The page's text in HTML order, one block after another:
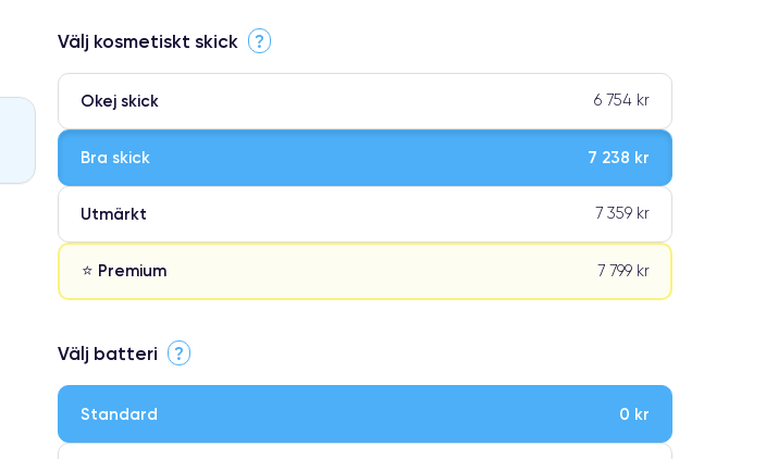
Välj kosmetiskt skick ?
Okej skick 6 754 kr
Bra skick 7 238 kr
Utmärkt 7 359 kr
⭐ Premium 7 799 kr
⭐ Premium
Välj batteri ?
Standard 0 kr